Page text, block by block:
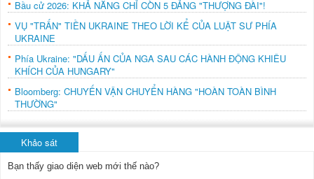
Bầu cử 2026: KHẢ NĂNG CHỈ CÒN 5 ĐẢNG "THƯỢNG ĐÀI"!
VỤ "TRẤN" TIỀN UKRAINE THEO LỜI KỂ CỦA LUẬT SƯ PHÍA
UKRAINE
Phía Ukraine: "DẤU ẤN CỦA NGA SAU CÁC HÀNH ĐỘNG KHIÊU
KHÍCH CỦA HUNGARY"
Bloomberg: CHUYẾN VẬN CHUYỂN HÀNG "HOÀN TOÀN BÌNH
THƯỜNG"
Khảo sát
Bạn thấy giao diện web mới thế nào?